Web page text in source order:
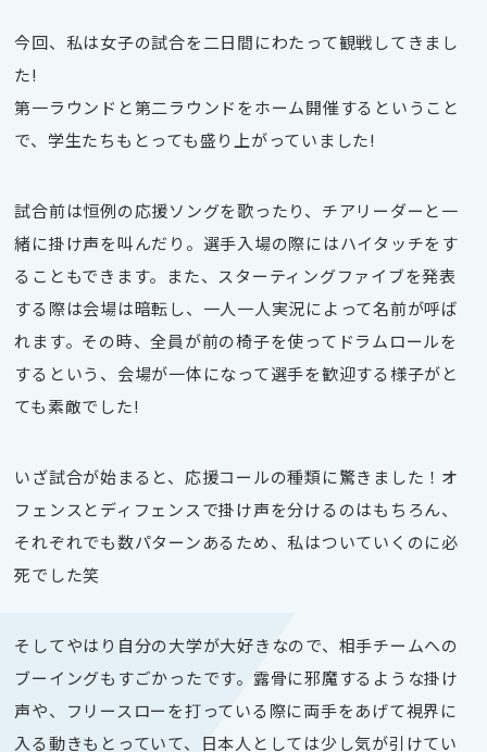
今回、私は女子の試合を二日間にわたって観戦してきまし
た!
第一ラウンドと第二ラウンドをホーム開催するということ
で、学生たちもとっても盛り上がっていました!
試合前は恒例の応援ソングを歌ったり、チアリーダーと一
緒に掛け声を叫んだり。選手入場の際にはハイタッチをす
ることもできます。また、スターティングファイブを発表
する際は会場は暗転し、一人一人実況によって名前が呼ば
れます。その時、全員が前の椅子を使ってドラムロールを
するという、会場が一体になって選手を歓迎する様子がと
ても素敵でした!
いざ試合が始まると、応援コールの種類に驚きました！オ
フェンスとディフェンスで掛け声を分けるのはもちろん、
それぞれでも数パターンあるため、私はついていくのに必
死でした笑
そしてやはり自分の大学が大好きなので、相手チームへの
ブーイングもすごかったです。露骨に邪魔するような掛け
声や、フリースローを打っている際に両手をあげて視界に
入る動きもとっていて、日本人としては少し気が引けてい